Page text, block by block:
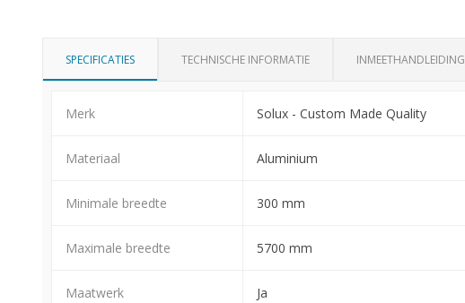
SPECIFICATIES TECHNISCHE INFORMATIE INMEETHANDLEIDING
Merk Solux - Custom Made Quality
Materiaal Aluminium
Minimale breedte 300 mm
Maximale breedte 5700 mm
Maatwerk Ja